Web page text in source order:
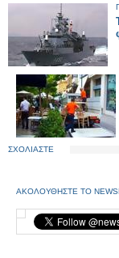
ΣΧΟΛΙΑΣΤΕ
ΑΚΟΛΟΥΘΗΣΤΕ ΤΟ